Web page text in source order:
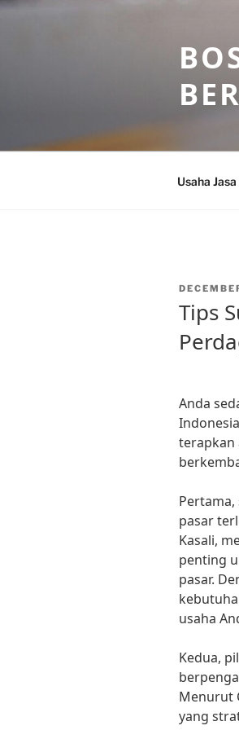
Skip
Usaha Jasa
POSTED
Tips
Anda
terapkan
pasar
Kasali,
penting
pasar.
usaha
Kedua,
Menurut
yang